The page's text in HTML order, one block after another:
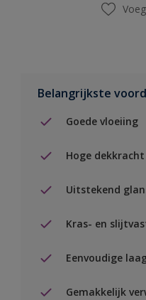
Belangrijkste
Goede vloeiing
Hoge dekkracht
Uitstekend
Kras- en
Eenvoudige
Gemakkelijk